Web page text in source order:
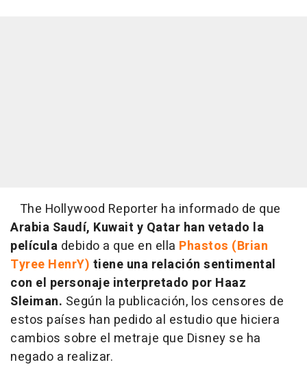
The Hollywood Reporter ha informado de que
Arabia Saudí, Kuwait y Qatar han vetado la
película debido a que en ella Phastos (Brian
Tyree HenrY) tiene una relación sentimental
con el personaje interpretado por Haaz
Sleiman. Según la publicación, los censores de
estos países han pedido al estudio que hiciera
cambios sobre el metraje que Disney se ha
negado a realizar.